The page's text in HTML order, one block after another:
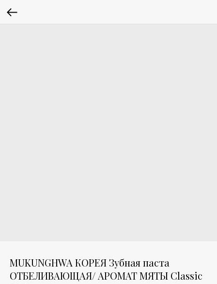
MUKUNGHWA КОРЕЯ Зубная паста
ОТБЕЛИВАЮЩАЯ/ АРОМАТ МЯТЫ Classic